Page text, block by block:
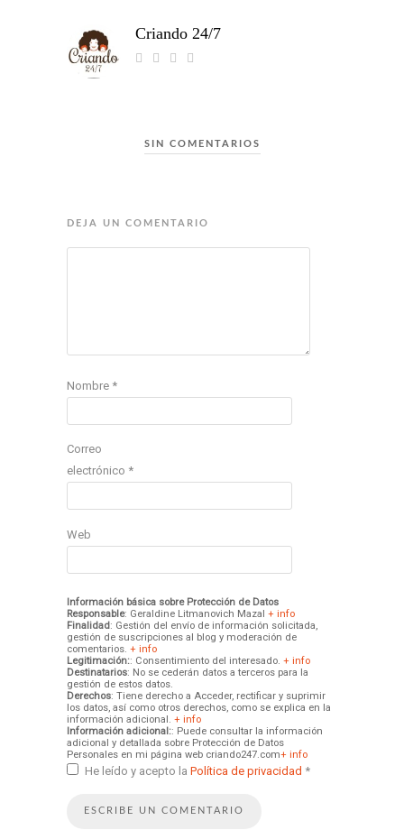
Criando 24/7
SIN COMENTARIOS
DEJA UN COMENTARIO
Nombre *
Correo
electrónico *
Web
Información básica sobre Protección de Datos
Responsable: Geraldine Litmanovich Mazal + info
Finalidad : Gestión del envío de información solicitada,
gestión de suscripciones al blog y moderación de
comentarios. + info
Legitimación:: Consentimiento del interesado. + info
Destinatarios: No se cederán datos a terceros para la
gestión de estos datos.
Derechos: Tiene derecho a Acceder, rectificar y suprimir
los datos, así como otros derechos, como se explica en la
información adicional. + info
Información adicional:: Puede consultar la información
adicional y detallada sobre Protección de Datos
Personales en mi página web criando247.com+ info
He leído y acepto la Política de privacidad *